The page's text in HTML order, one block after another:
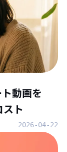
動画を
ト
2026-04-22